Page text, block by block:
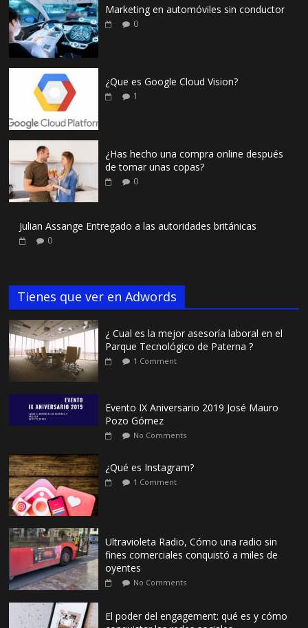
Marketing en automóviles sin conductor
0
¿Que es Google Cloud Vision?
1
¿Has hecho una compra online después
de tomar unas copas?
0
Julian Assange Entregado a las autoridades británicas
0
Tienes que ver en Adwords
¿ Cual es la mejor asesoría laboral en el
Parque Tecnológico de Paterna ?
1 Comment
Evento IX Aniversario 2019 José Mauro
Pozo Gómez
No Comments
¿Qué es Instagram?
1 Comment
Ultravioleta Radio, Cómo una radio sin
fines comerciales conquistó a miles de
oyentes
No Comments
El poder del engagement: qué es y cómo